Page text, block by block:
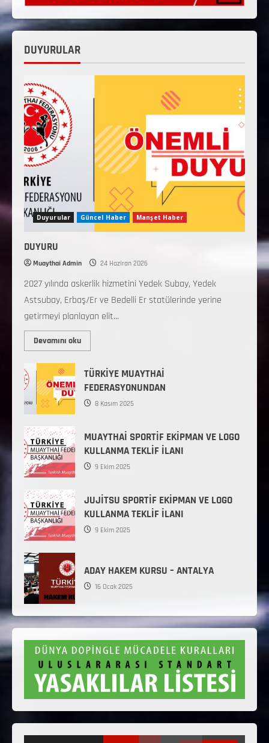
DUYURULAR
Duyurular Güncel Haber Manşet Haber
DUYURU
Muaythai Admin 24 Haziran 2026
2027 yılında askerlik hizmetini Yedek Subay, Yedek
Astsubay, Erbaş/Er ve Bedelli Er statülerinde yerine
getirmeyi planlayan elit...
Devamını oku
TÜRKİYE MUAYTHAİ
FEDERASYONUNDAN
8 Kasım 2025
MUAYTHAİ SPORTİF EKİPMAN VE LOGO
KULLANMA TEKLİF İLANI
9 Ekim 2025
JUJİTSU SPORTİF EKİPMAN VE LOGO
KULLANMA TEKLİF İLANI
9 Ekim 2025
ADAY HAKEM KURSU – ANTALYA
16 Ocak 2025